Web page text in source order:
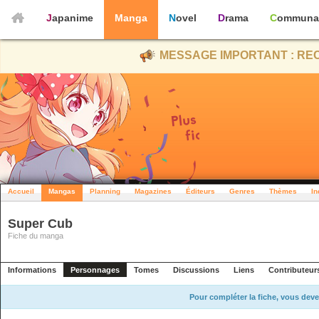
Japanime Manga Novel Drama
MESSAGE IMPORTANT :
Accueil Mangas Planning Magazines Éditeurs Genres Thèmes
Super Cub
Fiche du manga
Informations Personnages Tomes Discussions Liens
Pour compléter la fiche, vous